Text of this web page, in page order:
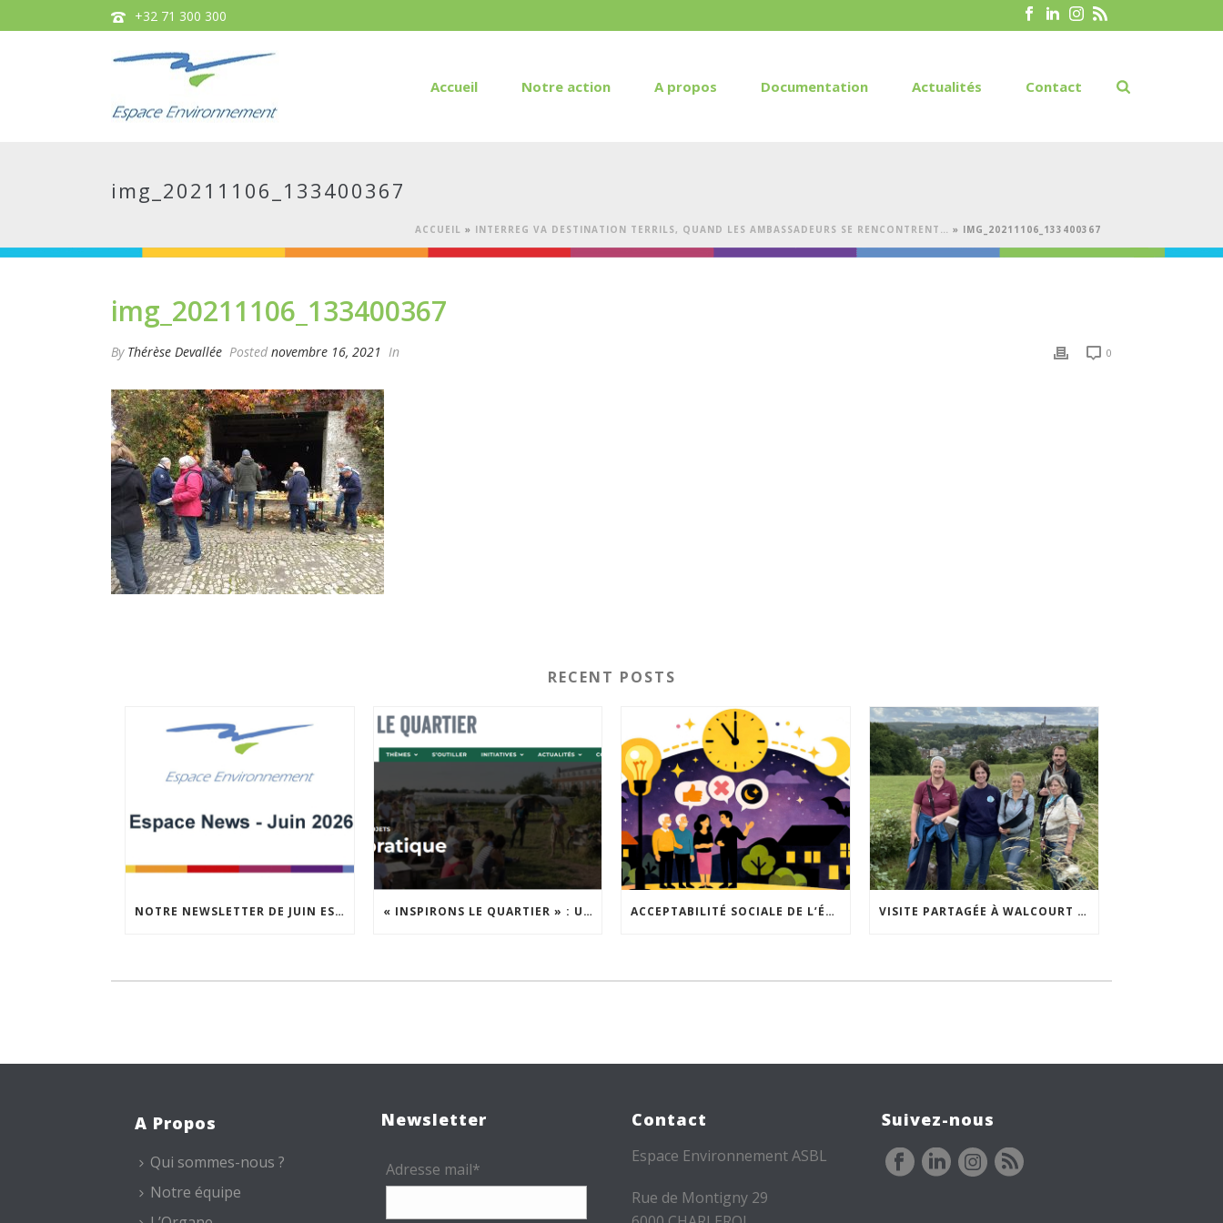
+32 71 300 300
Accueil Notre action A propos Documentation Actualités Contact
img_20211106_133400367
ACCUEIL » INTERREG VA DESTINATION TERRILS, QUAND LES AMBASSADEURS SE RENCONTRENT… » IMG_20211106_133400367
img_20211106_133400367
By Thérèse Devallée Posted novembre 16, 2021 In 0
RECENT POSTS
NOTRE NEWSLETTER DE JUIN EST EN LIGNE ! « INSPIRONS LE QUARTIER » : UN NOUVEL APPEL À PROJETS EST LANCÉ ! ACCEPTABILITÉ SOCIALE DE L’ÉCLAIRAGE NOCTURNE : LE REPLAY EST DISPONIBLE VISITE PARTAGÉE À WALCOURT : UNE DÉMARCHE PARTICIPATIVE ANIMÉE PAR ESPACE ENVIRONNEMENT
A Propos
Qui sommes-nous ?
Notre équipe
Newsletter
Adresse mail*
Contact
Espace Environnement ASBL
Rue de Montigny 29
Suivez-nous